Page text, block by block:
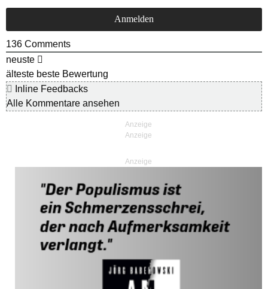
136 Comments
neuste
älteste beste Bewertung
Inline Feedbacks
Alle Kommentare ansehen
Anzeige